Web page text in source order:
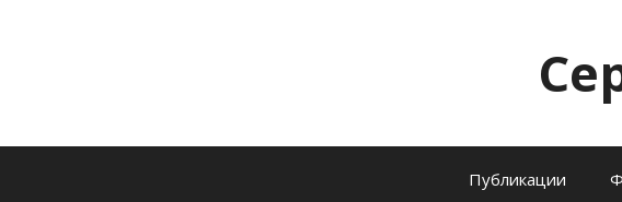
Публикации